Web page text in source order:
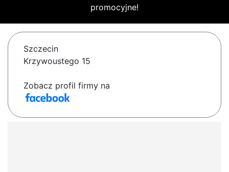
promocyjne!
Szczecin
Krzywoustego 15
Zobacz profil firmy na